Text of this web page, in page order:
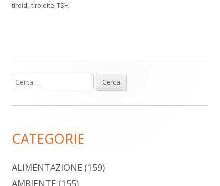
tiroidi,tiroidite,TSH
Barra
laterale
Ricerca
per:
CATEGORIE
ALIMENTAZIONE (159)
AMBIENTE (155)